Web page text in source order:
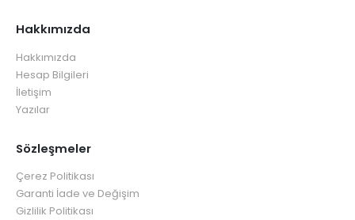
Hakkımızda
Hakkımızda
Hesap Bilgileri
İletişim
Yazılar
Sözleşmeler
Çerez Politikası
Garanti İade ve Değişim
Gizlilik Politikası